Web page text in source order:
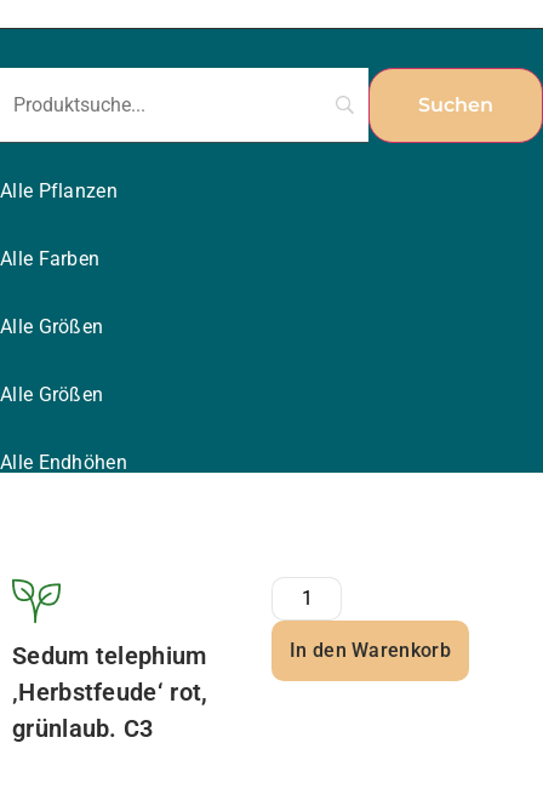
Alle Pflanzen
Alle Farben
Alle Größen
Alle Größen
Alle Endhöhen
Sedum telephium
‚Herbstfeude‘ rot,
grünlaub. C3
In den Warenkorb